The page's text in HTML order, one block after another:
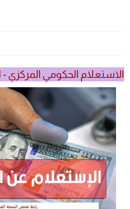
الاستعلام الحكومي المركزي -